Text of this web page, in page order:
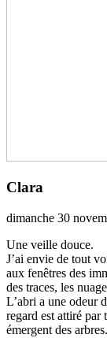
Clara
dimanche 30
Une veille douce.
J’ai envie de tout
aux fenê­tres des
des traces, les
L’abri a une odeur
regard est attiré par
émergent des